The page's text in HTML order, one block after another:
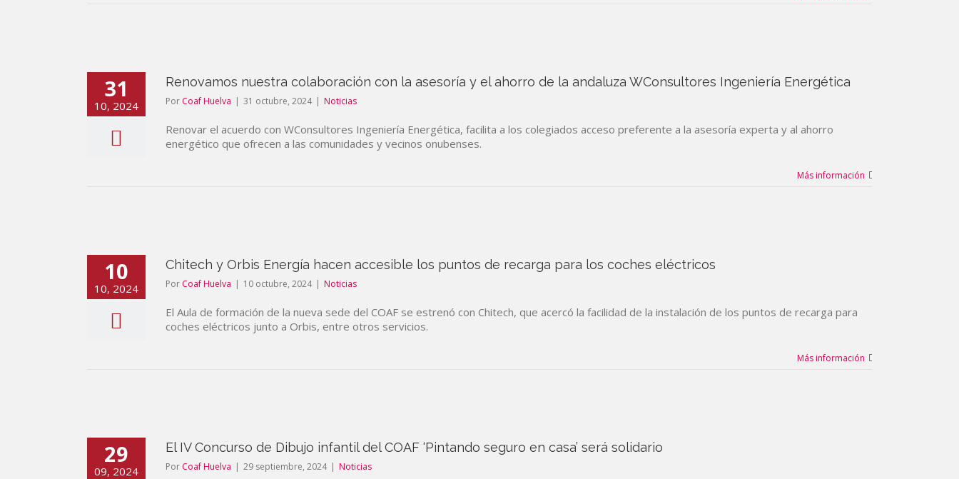
31
10, 2024
Renovamos nuestra colaboración con la asesoría y el ahorro de la andaluza WConsultores Ingeniería Energética
Por Coaf Huelva | 31 octubre, 2024 | Noticias
Renovar el acuerdo con WConsultores Ingeniería Energética, facilita a los colegiados acceso preferente a la asesoría experta y al ahorro
energético que ofrecen a las comunidades y vecinos onubenses.
Más información
10
10, 2024
Chitech y Orbis Energía hacen accesible los puntos de recarga para los coches eléctricos
Por Coaf Huelva | 10 octubre, 2024 | Noticias
El Aula de formación de la nueva sede del COAF se estrenó con Chitech, que acercó la facilidad de la instalación de los puntos de recarga para
coches eléctricos junto a Orbis, entre otros servicios.
Más información
29
09, 2024
El IV Concurso de Dibujo infantil del COAF ‘Pintando seguro en casa’ será solidario
Por Coaf Huelva | 29 septiembre, 2024 | Noticias